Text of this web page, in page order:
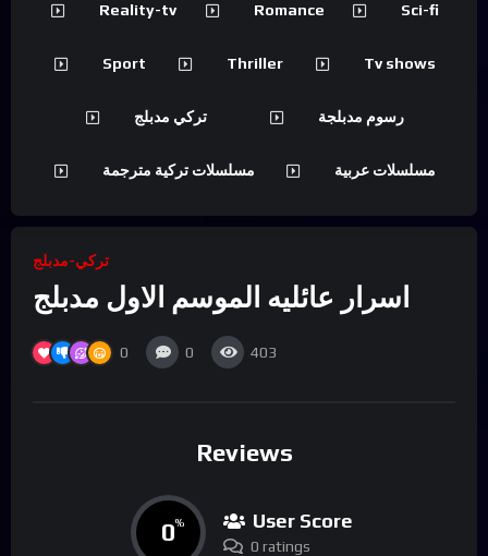
تركي-مدبلج
اسرار عائليه الموسم الاول مدبلج
0 0 403
Reviews
0% User Score
0 ratings
Reality-tv Romance Sci-fi
Sport Thriller Tv shows
تركي مدبلج رسوم مدبلجة
مسلسلات تركية مترجمة مسلسلات عربية